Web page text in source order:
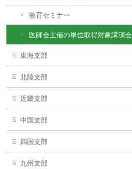
教育セミナー
医師会主催の単位取得対象講演会
東海支部
北陸支部
近畿支部
中国支部
四国支部
九州支部